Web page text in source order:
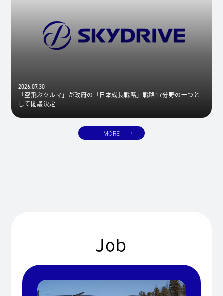
2026.07.30
「空飛ぶクルマ」が政府の「日本成長戦略」戦略17分野の一つと
して閣議決定
MORE
Job